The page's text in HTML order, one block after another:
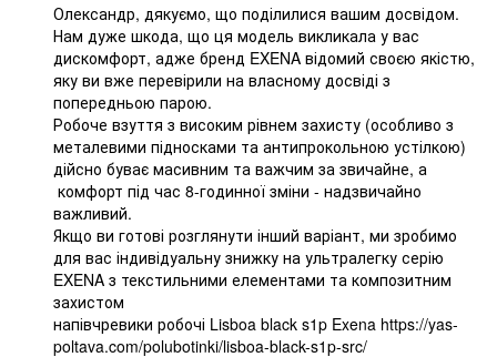
Олександр, дякуємо, що поділилися вашим досвідом.
Нам дуже шкода, що ця модель викликала у вас
дискомфорт, адже бренд EXENA відомий своєю якістю,
яку ви вже перевірили на власному досвіді з
попередньою парою.
Робоче взуття з високим рівнем захисту (особливо з
металевими підносками та антипрокольною устілкою)
дійсно буває масивним та важчим за звичайне, а
комфорт під час 8-годинної зміни - надзвичайно
важливий.
Якщо ви готові розглянути інший варіант, ми зробимо
для вас індивідуальну знижку на ультралегку серію
EXENA з текстильними елементами та композитним
захистом
напівчревики робочі Lisboa black s1p Exena https://yas-
poltava.com/polubotinki/lisboa-black-s1p-src/